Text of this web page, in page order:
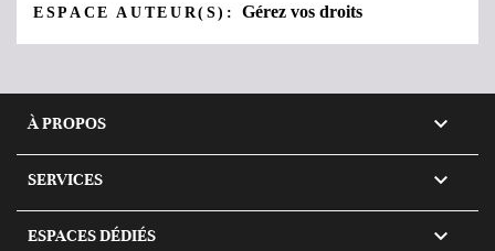
ESPACE AUTEUR(S):Gérez vos droits
À PROPOS 
SERVICES 
ESPACES DÉDIÉS 